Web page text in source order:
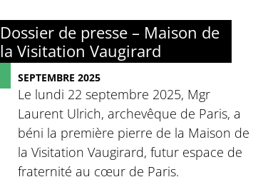
Dossier de presse – Maison de
la Visitation Vaugirard
SEPTEMBRE 2025
Le lundi 22 septembre 2025, Mgr
Laurent Ulrich, archevêque de Paris, a
béni la première pierre de la Maison de
la Visitation Vaugirard, futur espace de
fraternité au cœur de Paris.